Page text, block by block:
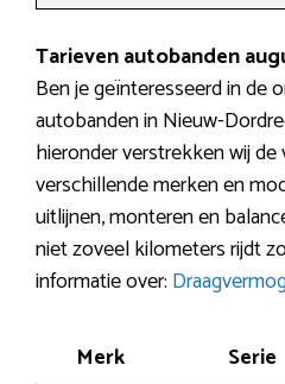
Tarieven autobanden
Ben je geïnteresseerd in de
autobanden in Nieuw-
hieronder verstrekken wij
verschillende merken en
uitlijnen, monteren en
niet zoveel kilometers rijdt
informatie over:
Merk Serie